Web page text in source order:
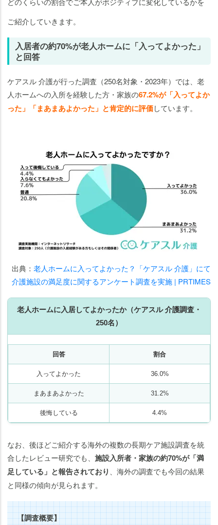
ご紹介していきます。
入居者の約70%が老人ホームに「入ってよかった」
と回答
ケアスル 介護が行った調査（250名対象・2023年）では、老
人ホームへの入所を経験した方・家族の67.2%が「入ってよか
った」「まあまあよかった」と肯定的に評価しています。
出典： 老人ホームに入ってよかった？「ケアスル 介護」にて
介護施設の満足度に関するアンケート調査を実施 | PRTIMES
老人ホームに入居してよかったか（ケアスル 介護調査・
250名）
回答 割合
入ってよかった 36.0%
まあまあよかった 31.2%
後悔している 4.4%
なお、後ほどご紹介する海外の複数の長期ケア施設調査を統
合したレビュー研究でも、 施設入所者・家族の約70%が「満
足している」と報告されており
、海外の調査でも今回の結果
と同様の傾向が見られます。
【調査概要】